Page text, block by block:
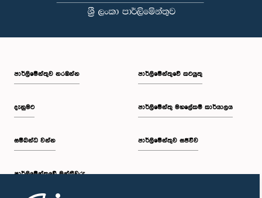
පාර්ලි‌මේන්තුව නරඹන්න
දැනුමට
සම්බන්ධ වන්න
පාර්ලි‌මේන්තුවේ මන්ත්‍රීවරු
පාර්ලිමේන්තුවේ කටයුතු
පාර්ලිමේන්තු මහලේකම් කාර්යාලය
පාර්ලිමේන්තුව සජීවීව